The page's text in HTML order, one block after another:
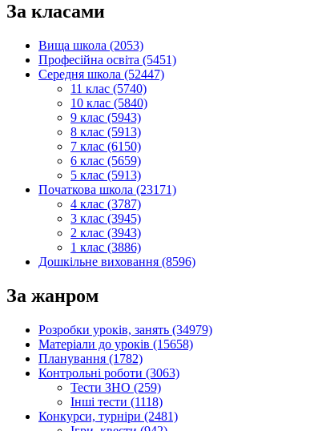
За класами
Вища школа (2053)
Професійна освіта (5451)
Середня школа (52447)
11 клас (5740)
10 клас (5840)
9 клас (5943)
8 клас (5913)
7 клас (6150)
6 клас (5659)
5 клас (5913)
Початкова школа (23171)
4 клас (3787)
3 клас (3945)
2 клас (3943)
1 клас (3886)
Дошкільне виховання (8596)
За жанром
Розробки уроків, занять (34979)
Матеріали до уроків (15658)
Планування (1782)
Контрольні роботи (3063)
Тести ЗНО (259)
Інші тести (1118)
Конкурси, турніри (2481)